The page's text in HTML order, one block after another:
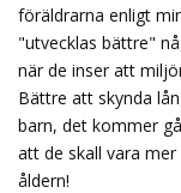
föräldrarna enligt
"utvecklas bättre"
när de inser att
Bättre att skynda
barn, det kommer
att de skall vara
åldern!